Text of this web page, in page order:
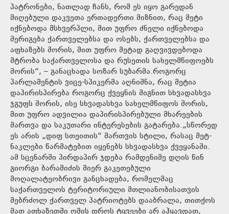
პატრონები, ნათლად ჩანს, რომ ეს იყო გარედან
მიღებული დაკვეთა ერთადერთი მიზნით, რაც მეტი
იქნებოდა მსხვერპლი, მით უფრო ძნელი იქნებოდა
შერიგება ქართველებსა და ოსებს, ქართველებსა და
აფხაზებს შორის, მით უფრო მეტად გაღვივდებოდა
მტრობა საქართველოსა და რუსეთის სახელმწიფოებს
შორის“, – განაცხადა სოზარ სუბარმა.როგორც
პარლამენტის ვიცე-სპიკერმა აღნიშნა, რაც მეტია
დაპირისპირება როგორც ქვეყნის შიგნით სხვადასხვა
ჯგუფს შორის, ისე სხვადასხვა სახელმწიფოს შორის,
მით უფრო ადვილია დაპირისპირებული მხარეების
მართვა და საკუთარი ინტერესების გატარება.„სწორედ
ეს არის „დიფ სთეითის“ მართვის სტილი, რასაც მეტ-
ნაკლები წარმატებით იყენებს სხვადასხვა ქვეყანაში.
ამ სცენარში პირდაპირ ჯდება რამდენიმე დღის წინ
გიორგი ბარამიძის მიერ გაკეთებული
მოღალატეობრივი განცხადება, რომელმაც
საქართველოს ტერიტორიული მთლიანობისათვის
მებრძოლ ქართველ პატრიოტებს დააბრალა, თითქოს